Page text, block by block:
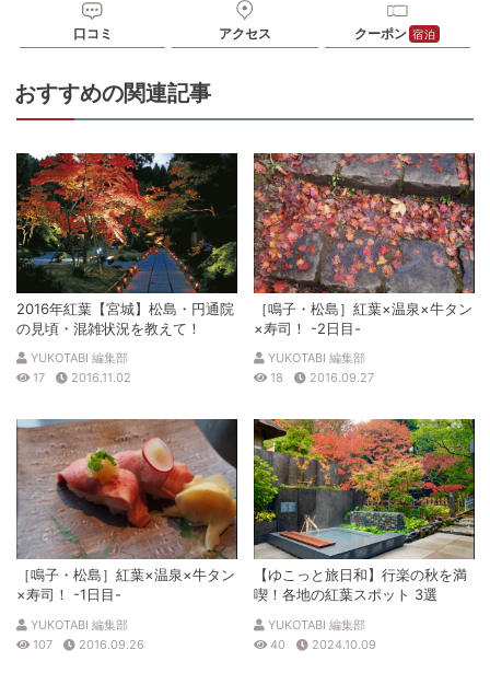
口コミ アクセス クーポン 宿泊
おすすめの関連記事
2016年紅葉【宮城】松島・円通院
の見頃・混雑状況を教えて！
YUKOTABI 編集部
17
2016.11.02
［鳴子・松島］紅葉×温泉×牛タン
×寿司！ -2日目-
YUKOTABI 編集部
18
2016.09.27
［鳴子・松島］紅葉×温泉×牛タン
×寿司！ -1日目-
YUKOTABI 編集部
107
2016.09.26
【ゆこっと旅日和】行楽の秋を満
喫！各地の紅葉スポット 3選
YUKOTABI 編集部
40
2024.10.09